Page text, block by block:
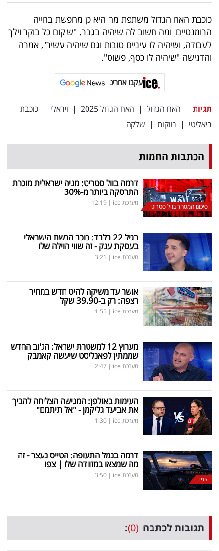
פרסמו
באייס
עקבו
אחרינו:
כוכבת האח הגדול משתפת מה היא כן מחפשת בחייה
הרומנטיים, ומה חשוב לה שיהיה בגבר. "שיקום כל בוקר וילך
לעבודה, ושיהיה לו עיניים טובות וגם שיהיה עשיר", אמרה
והדגישה "שיהיה לו כסף, פשוט".
עקבו אחרינו
תגיות האח הגדול | האח הגדול 2025 | ויראלי | כוכבת
ריאליטי | רווקות | שלקה
הכתבות החמות
סיכום המסחר בוול סטריט
דרמה בוול סטריט: מניה ישראלית מוכרת
התרסקה ביותר מ-30%
מערכת ice |
12:19
בגיל 22 בלבד: כוכב הרשת הישראלי
בעסקת ענק - זה שווי הוילה שלו
מערכת ice |
3:21
אושר עד משיקה להיט חדש במחיר
רצפה: רק ב-39.90 שקל
מערכת ice |
1:55
מערוץ 12 למשטרת ישראל: הג'וב החדש
שממתין לפאנליסט שיעשה קאמבק
מערכת ice |
2:47
העימות באולפן: המגישה הצליחה להביך
את אביעד גליקמן - "אל תיתמם"
מערכת ice |
1:30
צפו
דרמה בנמל התעופה: הטייס נעצר - זה
מה שמצאו במזוודה שלו | צפו
מערכת ice |
3:50
תגובות לכתבה (0)
: